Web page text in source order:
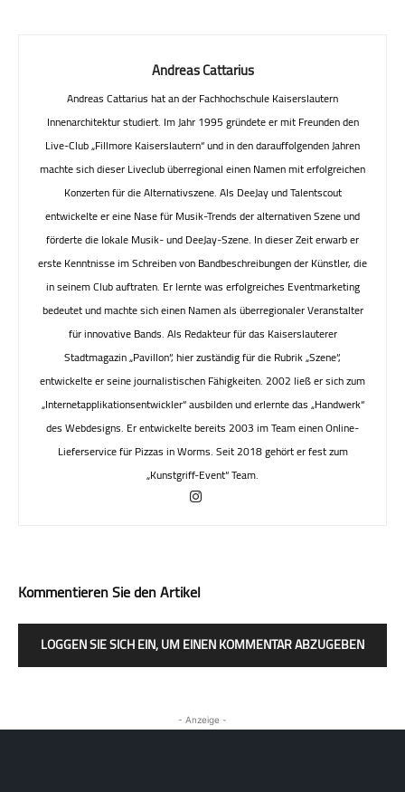
Andreas Cattarius
Andreas Cattarius hat an der Fachhochschule Kaiserslautern
Innenarchitektur studiert. Im Jahr 1995 gründete er mit Freunden den
Live-Club „Fillmore Kaiserslautern“ und in den darauffolgenden Jahren
machte sich dieser Liveclub überregional einen Namen mit erfolgreichen
Konzerten für die Alternativszene. Als DeeJay und Talentscout
entwickelte er eine Nase für Musik-Trends der alternativen Szene und
förderte die lokale Musik- und DeeJay-Szene. In dieser Zeit erwarb er
erste Kenntnisse im Schreiben von Bandbeschreibungen der Künstler, die
in seinem Club auftraten. Er lernte was erfolgreiches Eventmarketing
bedeutet und machte sich einen Namen als überregionaler Veranstalter
für innovative Bands. Als Redakteur für das Kaiserslauterer
Stadtmagazin „Pavillon“, hier zuständig für die Rubrik „Szene“,
entwickelte er seine journalistischen Fähigkeiten. 2002 ließ er sich zum
„Internetapplikationsentwickler“ ausbilden und erlernte das „Handwerk“
des Webdesigns. Er entwickelte bereits 2003 im Team einen Online-
Lieferservice für Pizzas in Worms. Seit 2018 gehört er fest zum
„Kunstgriff-Event“ Team.
Kommentieren Sie den Artikel
LOGGEN SIE SICH EIN, UM EINEN KOMMENTAR ABZUGEBEN
- Anzeige -